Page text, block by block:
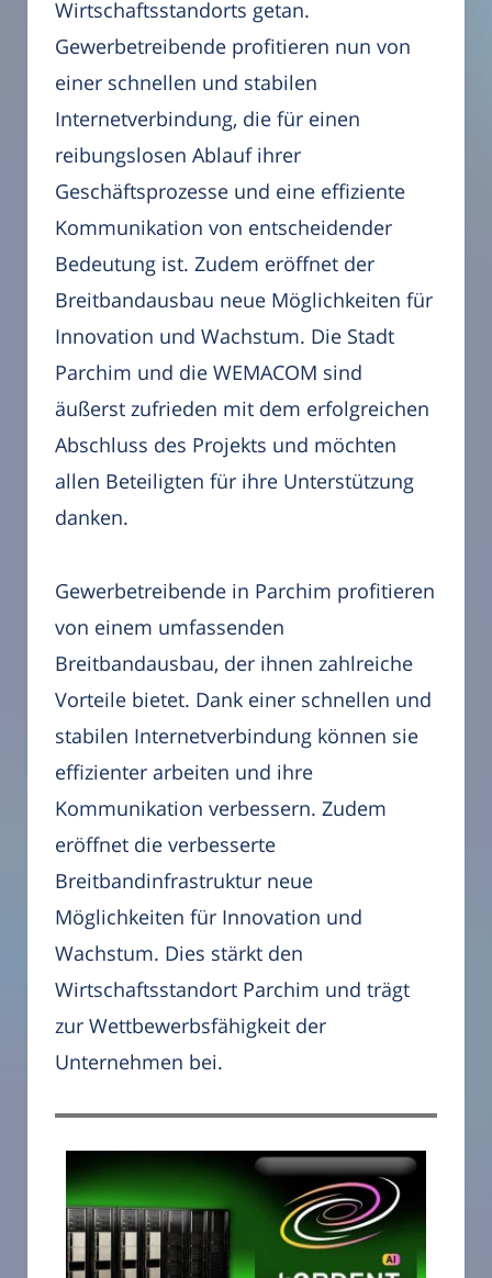
Wirtschaftsstandorts getan.
Gewerbetreibende profitieren nun von
einer schnellen und stabilen
Internetverbindung, die für einen
reibungslosen Ablauf ihrer
Geschäftsprozesse und eine effiziente
Kommunikation von entscheidender
Bedeutung ist. Zudem eröffnet der
Breitbandausbau neue Möglichkeiten für
Innovation und Wachstum. Die Stadt
Parchim und die WEMACOM sind
äußerst zufrieden mit dem erfolgreichen
Abschluss des Projekts und möchten
allen Beteiligten für ihre Unterstützung
danken.
Gewerbetreibende in Parchim profitieren
von einem umfassenden
Breitbandausbau, der ihnen zahlreiche
Vorteile bietet. Dank einer schnellen und
stabilen Internetverbindung können sie
effizienter arbeiten und ihre
Kommunikation verbessern. Zudem
eröffnet die verbesserte
Breitbandinfrastruktur neue
Möglichkeiten für Innovation und
Wachstum. Dies stärkt den
Wirtschaftsstandort Parchim und trägt
zur Wettbewerbsfähigkeit der
Unternehmen bei.